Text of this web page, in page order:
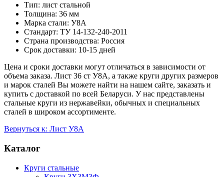
Тип: лист стальной
Толщина: 36 мм
Марка стали: У8А
Стандарт: ТУ 14-132-240-2011
Страна производства: Россия
Срок доставки: 10-15 дней
Цена и сроки доставки могут отличаться в зависимости от
объема заказа. Лист 36 ст У8А, а также круги других размеров
и марок сталей Вы можете найти на нашем сайте, заказать и
купить с доставкой по всей Беларуси. У нас представлены
стальные круги из нержавейки, обычных и специальных
сталей в широком ассортименте.
Вернуться к: Лист У8А
Каталог
Круги стальные